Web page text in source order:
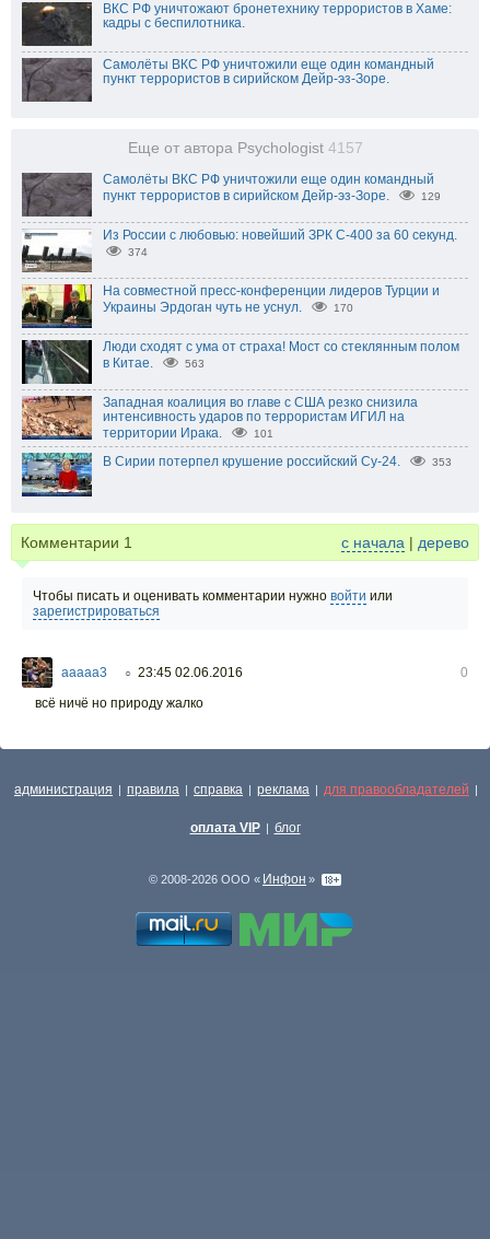
ВКС РФ уничтожают бронетехнику террористов в Хаме:
кадры с беспилотника.
Самолёты ВКС РФ уничтожили еще один командный
пункт террористов в сирийском Дейр-эз-Зоре.
Еще от автора Psychologist 4157
Самолёты ВКС РФ уничтожили еще один командный
пункт террористов в сирийском Дейр-эз-Зоре.
129
Из России с любовью: новейший ЗРК С-400 за 60 секунд.
374
На совместной пресс-конференции лидеров Турции и
Украины Эрдоган чуть не уснул.
170
Люди сходят с ума от страха! Мост со стеклянным полом
в Китае.
563
Западная коалиция во главе с США резко снизила
интенсивность ударов по террористам ИГИЛ на
территории Ирака.
101
В Сирии потерпел крушение российский Су-24. 353
Комментарии 1 с начала | дерево
Чтобы писать и оценивать комментарии нужно войти или
зарегистрироваться
ааааа3 ○ 23:45 02.06.2016
0
всё ничё но природу жалко
администрация | правила | справка | реклама | для правообладателей |
оплата VIP | блог
© 2008-2026 ООО « Инфон »